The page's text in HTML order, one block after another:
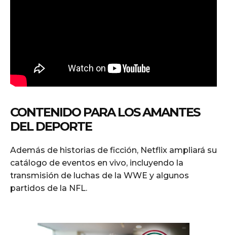
CONTENIDO PARA LOS AMANTES
DEL DEPORTE
Además de historias de ficción, Netflix ampliará su
catálogo de eventos en vivo, incluyendo la
transmisión de luchas de la WWE y algunos
partidos de la NFL.